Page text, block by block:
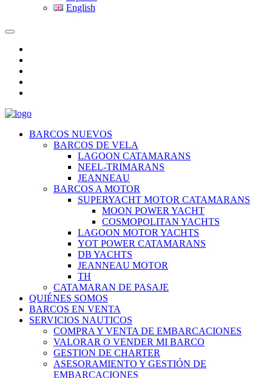
English
BARCOS NUEVOS
BARCOS DE VELA
LAGOON CATAMARANS
NEEL-TRIMARANS
JEANNEAU
BARCOS A MOTOR
SUPERYACHT MOTOR CATAMARANS
MOON POWER YACHT
COSMOPOLITAN YACHTS
LAGOON MOTOR YACHTS
YOT POWER CATAMARANS
DB YACHTS
JEANNEAU MOTOR
TH
CATAMARAN DE PASAJE
QUIÉNES SOMOS
BARCOS EN VENTA
SERVICIOS NAUTICOS
COMPRA Y VENTA DE EMBARCACIONES
VALORAR O VENDER MI BARCO
GESTION DE CHARTER
ASESORAMIENTO Y GESTIÓN DE
EMBARCACIONES